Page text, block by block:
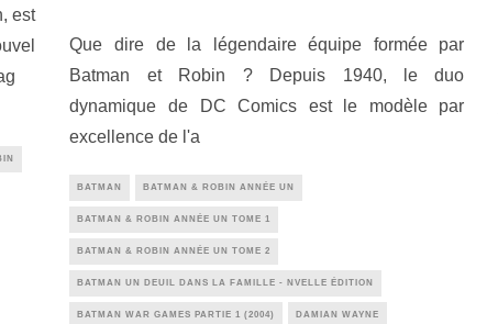
est
Que dire de la légendaire équipe formée par
Batman et Robin ? Depuis 1940, le duo
dynamique de DC Comics est le modèle par
excellence de l'a
BATMAN BATMAN & ROBIN ANNÉE UN
BATMAN & ROBIN ANNÉE UN TOME 1
BATMAN & ROBIN ANNÉE UN TOME 2
BATMAN UN DEUIL DANS LA FAMILLE - NVELLE ÉDITION
BATMAN WAR GAMES PARTIE 1 (2004) DAMIAN WAYNE